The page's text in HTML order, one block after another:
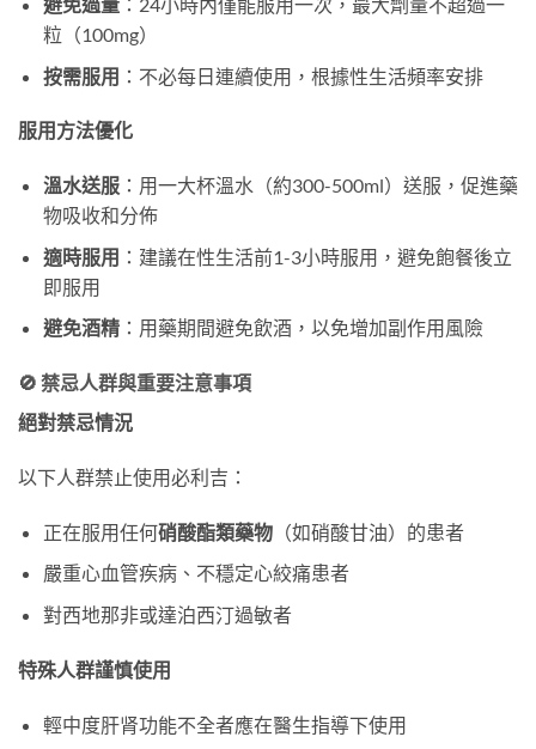
粒（100mg）
按需服用 ：不必每日連續使用，根據性生活頻率安排
服用方法優化
溫水送服：用一大杯溫水（約300-500ml）送服，促進藥
物吸收和分佈
適時服用 ：建議在性生活前1-3小時服用，避免飽餐後立
即服用
避免酒精：用藥期間避免飲酒，以免增加副作用風險
🚫 禁忌人群與重要注意事項
絕對禁忌情況
以下人群禁止使用必利吉：
正在服用任何硝酸酯類藥物（如硝酸甘油）的患者
嚴重心血管疾病、不穩定心絞痛患者
對西地那非或達泊西汀過敏者
特殊人群謹慎使用
輕中度肝肾功能不全者應在醫生指導下使用